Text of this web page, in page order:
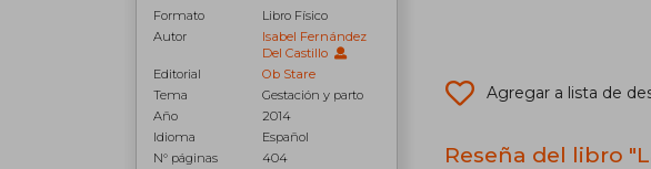
Formato
Libro Físico
Autor
Isabel Fernández
Del Castillo
Editorial
Ob Stare
Tema
Gestación y parto
Año
2014
Idioma
Español
N° páginas
404
Agregar a lista de
Reseña del libro